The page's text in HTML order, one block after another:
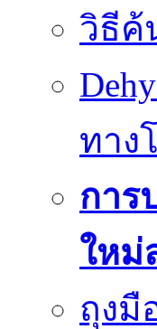
วิธีค้
ทาง
การ
ใหม่
ถุงมื